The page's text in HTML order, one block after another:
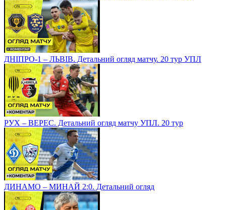
ДНІПРО-1 – ЛЬВІВ. Детальний огляд матчу. 20 тур УПЛ
РУХ – ВЕРЕС. Детальний огляд матчу УПЛ. 20 тур
ДИНАМО – МИНАЙ 2:0. Детальний огляд